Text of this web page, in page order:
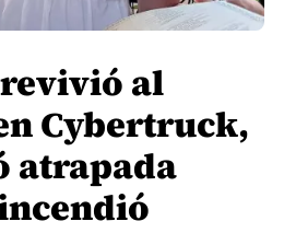
al
Cybertruck,
atrapada